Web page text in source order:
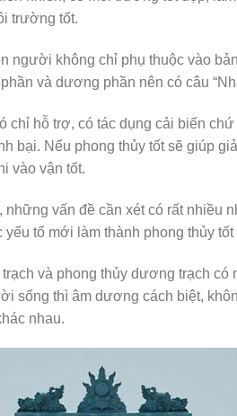
trường tốt.
người không chỉ phụ thuộc vào
và dương phần nên có câu
chỉ hỗ trợ, có tác dụng cải biến
bại. Nếu phong thủy tốt sẽ giúp
vào vận tốt.
vấn đề cần xét có rất nhiều
tố mới làm thành phong thủy tốt
và phong thủy dương trạch
sống thì âm dương cách biệt,
nhau.